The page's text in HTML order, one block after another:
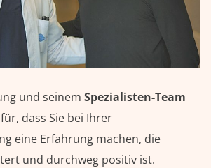
und seinem Spezialisten-Team
dass Sie bei Ihrer
eine Erfahrung machen, die
und durchweg positiv ist.